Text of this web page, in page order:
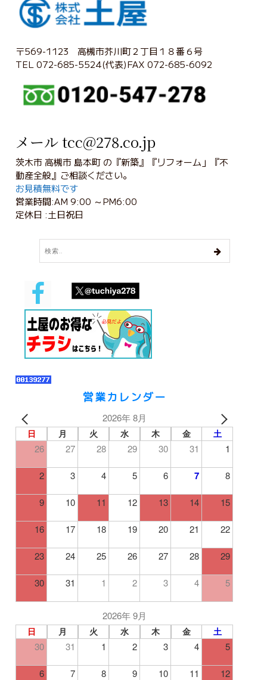
〒569-1123 高槻市芥川町２丁目１８番６号
TEL 072-685-5524(代表)FAX 072-685-6092
メール tcc@278.co.jp
茨木市 高槻市 島本町 の『新築』『リフォーム」『不
動産全般』ご相談ください。
お見積無料です
営業時間:AM 9:00 ～PM6:00
定休日 :土日祝日
営業カレンダー
2026年 8月
日 月 火 水 木 金 土
26 27 28 29 30 31 1
2 3 4 5 6 7 8
9 10 11 12 13 14 15
16 17 18 19 20 21 22
23 24 25 26 27 28 29
30 31 1 2 3 4 5
2026年 9月
日 月 火 水 木 金 土
30 31 1 2 3 4 5
6 7 8 9 10 11 12